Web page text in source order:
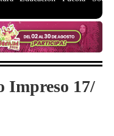
Impreso 17/